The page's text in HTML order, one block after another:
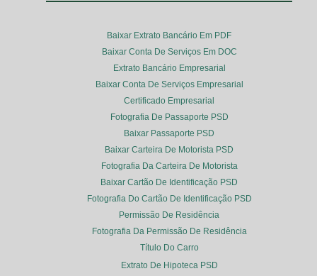
Baixar Extrato Bancário Em PDF
Baixar Conta De Serviços Em DOC
Extrato Bancário Empresarial
Baixar Conta De Serviços Empresarial
Certificado Empresarial
Fotografia De Passaporte PSD
Baixar Passaporte PSD
Baixar Carteira De Motorista PSD
Fotografia Da Carteira De Motorista
Baixar Cartão De Identificação PSD
Fotografia Do Cartão De Identificação PSD
Permissão De Residência
Fotografia Da Permissão De Residência
Título Do Carro
Extrato De Hipoteca PSD